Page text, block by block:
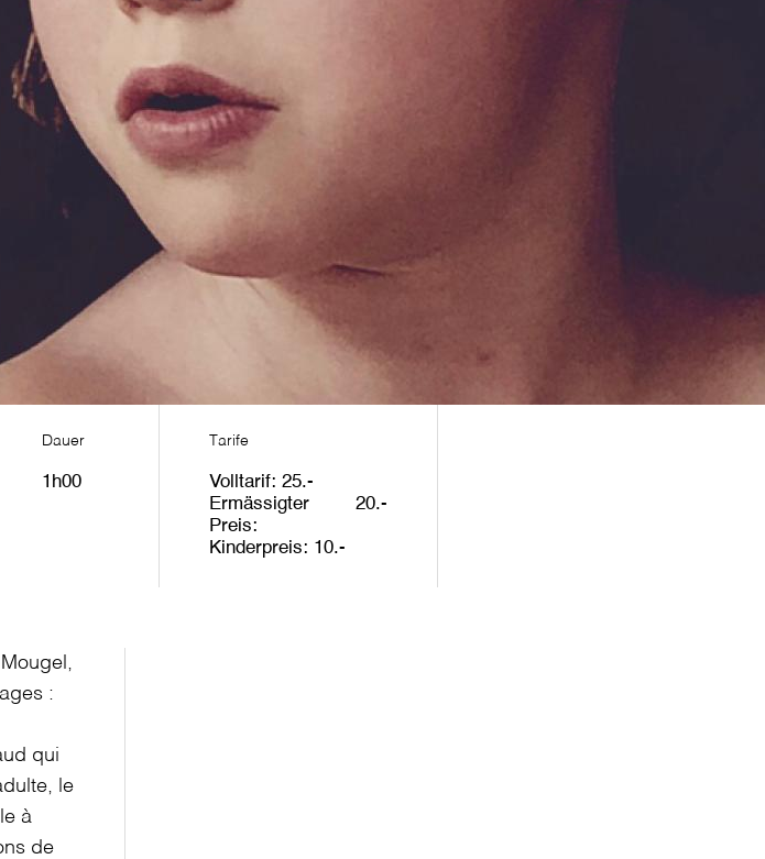
Dauer
1h00
Tarife
Volltarif
25
Ermässigter
Preis
20
Kinderpreis 10
:
qui
le
à
de